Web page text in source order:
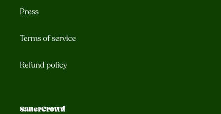
Press
Terms of service
Refund policy
SauerCrowd